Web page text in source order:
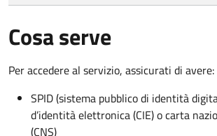
Cosa serve
Per accedere al servizio, assicurati di avere:
SPID (sistema pubblico di identità
d’identità elettronica (CIE) o carta
(CNS)